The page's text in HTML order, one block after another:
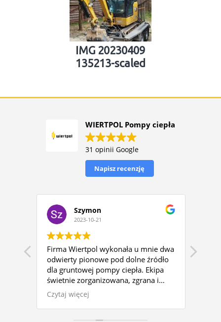
IMG 20230409
135213-scaled
WIERTPOL Pompy ciepła
31 opinii Google
Napisz recenzję
Szymon
2023-10-21
Firma Wiertpol wykonała u mnie dwa
odwierty pionowe pod dolne źródło
dla gruntowej pompy ciepła. Ekipa
świetnie zorganizowana, zgrana i
profesjonalna. Mimo, że nie
wchodziło to w umówiony zakres
prac firma wykonała doprowadzenie
Czytaj więcej